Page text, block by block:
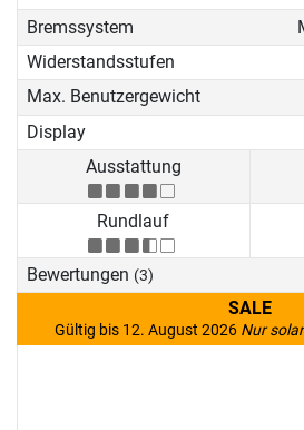
Bremssystem
Widerstandsstufen
Max. Benutzergewicht
Display
Ausstattung
Rundlauf
Bewertungen (3)
SALE
Gültig bis 12. August 2026 Nur